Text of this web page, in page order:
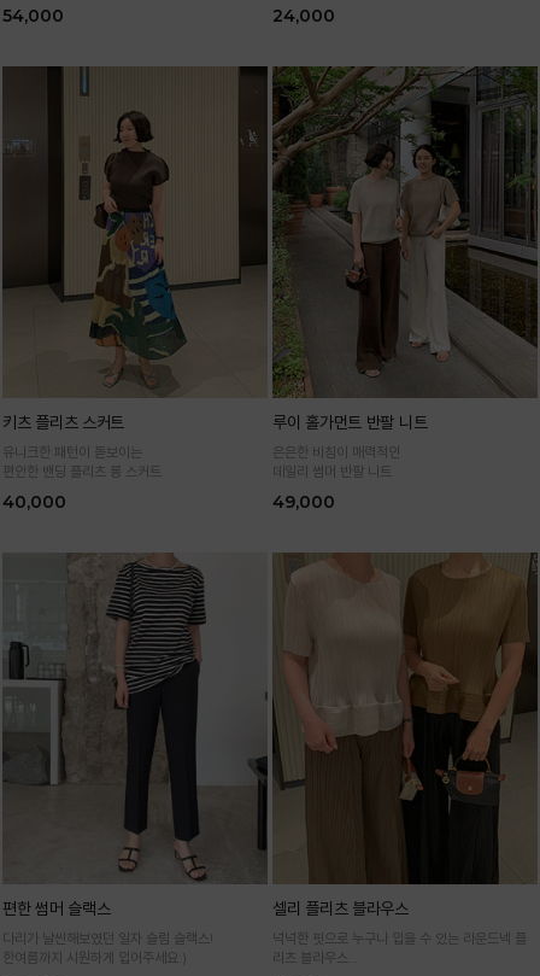
54,000 24,000
키츠 플리츠 스커트
유니크한 패턴이 돋보이는
편안한 밴딩 플리츠 롱 스커트
40,000
루이 홀가먼트 반팔 니트
은은한 비침이 매력적인
데일리 썸머 반팔 니트
49,000
편한 썸머 슬랙스
다리가 날씬해보였던 일자 슬림 슬랙스!
한여름까지 시원하게 입어주세요:)
셀리 플리츠 블라우스
넉넉한 핏으로 누구나 입을 수 있는 라운드넥 플
리츠 블라우스